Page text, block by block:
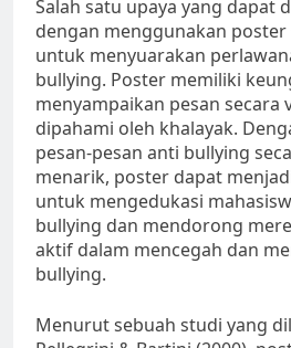
Salah satu upaya yang dapat
dengan menggunakan poster
untuk menyuarakan
bullying. Poster memiliki
menyampaikan pesan secara
dipahami oleh khalayak.
pesan-pesan anti bullying
menarik, poster dapat
untuk mengedukasi
bullying dan mendorong
aktif dalam mencegah dan
bullying.
Menurut sebuah studi yang